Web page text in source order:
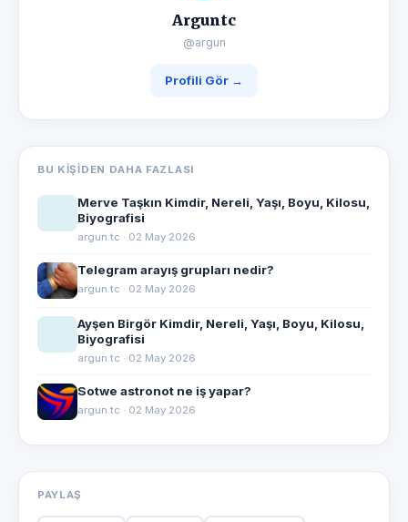
Arguntc
@argun
Profili Gör →
BU KIŞIDEN DAHA FAZLASI
Merve Taşkın Kimdir, Nereli, Yaşı, Boyu, Kilosu,
Biyografisi
argun.tc · 02 May 2026
Telegram arayış grupları nedir?
argun.tc · 02 May 2026
Ayşen Birgör Kimdir, Nereli, Yaşı, Boyu, Kilosu,
Biyografisi
argun.tc · 02 May 2026
Sotwe astronot ne iş yapar?
argun.tc · 02 May 2026
PAYLAŞ